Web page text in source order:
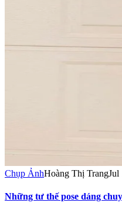
Chụp ẢnhHoàng Thị TrangJul
Những tư thế pose dáng